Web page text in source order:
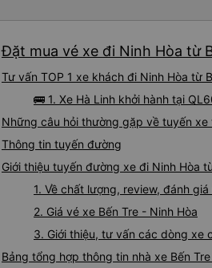
Đặt mua vé xe đi Ninh Hòa từ
Tư vấn TOP 1 xe khách đi Ninh Hòa từ
🚌 1. Xe Hà Linh khởi hành tại
Những câu hỏi thường gặp về tuyến xe
Thông tin tuyến đường
Giới thiệu tuyến đường xe đi Ninh Hòa
1. Về chất lượng, review, đánh
2. Giá vé xe Bến Tre - Ninh Hòa
3. Giới thiệu, tư vấn các dòng xe
Bảng tổng hợp thông tin nhà xe Bến